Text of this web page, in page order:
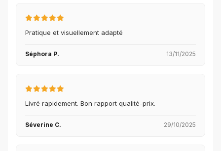
Pratique et visuellement adapté
Séphora P. 13/11/2025
Livré rapidement. Bon rapport qualité-prix.
Séverine C. 29/10/2025